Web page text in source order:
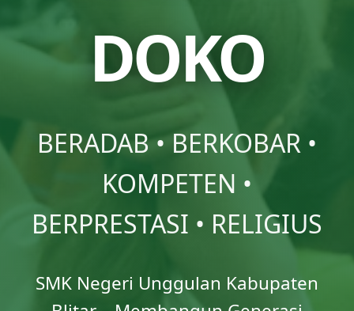
DOKO
BERADAB • BERKOBAR •
KOMPETEN •
BERPRESTASI • RELIGIUS
SMK Negeri Unggulan Kabupaten